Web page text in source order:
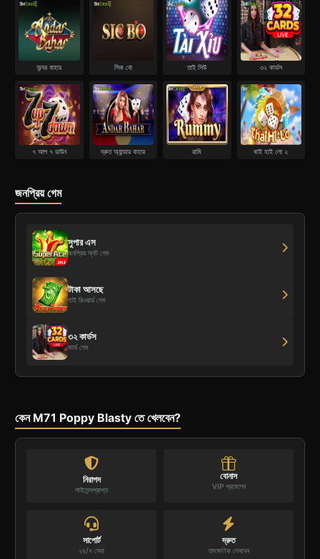
অন্দর বাহার সিক বো তাই সিউ ৩২ কার্ডস
৭ আপ ৭ ডাউন দ্রুত অ্যান্ডার বাহার রামি থাই হাই লো ২
জনপ্রিয় গেম
সুপার এস
জনপ্রিয় স্লট গেম
টাকা আসছে
হাই রিওয়ার্ড গেম
৩২ কার্ডস
কার্ড গেম
কেন M71 Poppy Blasty তে খেলবেন?
নিরাপদ
লাইসেন্সপ্রাপ্ত
বোনাস
VIP প্রমোশন
সাপোর্ট
২৪/৭ সেবা
দ্রুত
তাৎক্ষণিক লেনদেন